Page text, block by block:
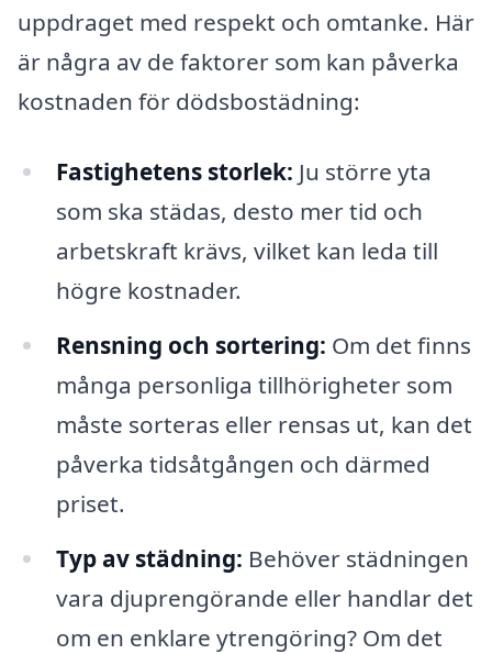
uppdraget med respekt och omtanke. Här
är några av de faktorer som kan påverka
kostnaden för dödsbostädning:
Fastighetens storlek: Ju större yta
som ska städas, desto mer tid och
arbetskraft krävs, vilket kan leda till
högre kostnader.
Rensning och sortering: Om det finns
många personliga tillhörigheter som
måste sorteras eller rensas ut, kan det
påverka tidsåtgången och därmed
priset.
Typ av städning: Behöver städningen
vara djuprengörande eller handlar det
om en enklare ytrengöring? Om det